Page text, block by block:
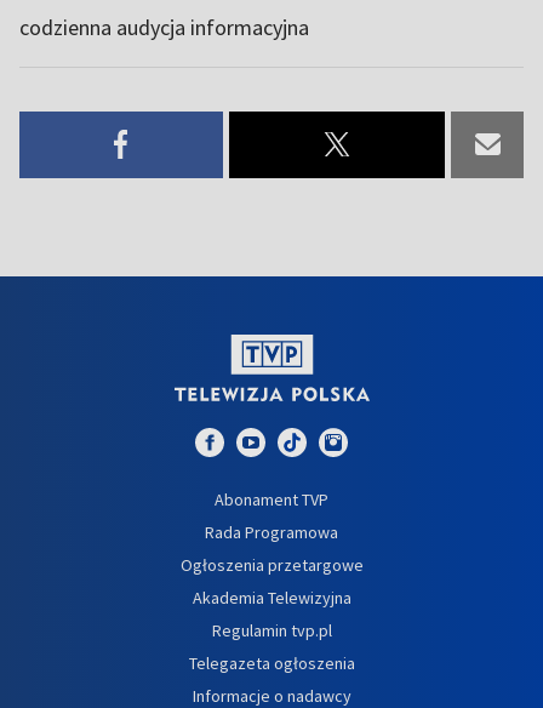
codzienna audycja informacyjna
Abonament TVP
Rada Programowa
Ogłoszenia przetargowe
Akademia Telewizyjna
Regulamin tvp.pl
Telegazeta ogłoszenia
Informacje o nadawcy